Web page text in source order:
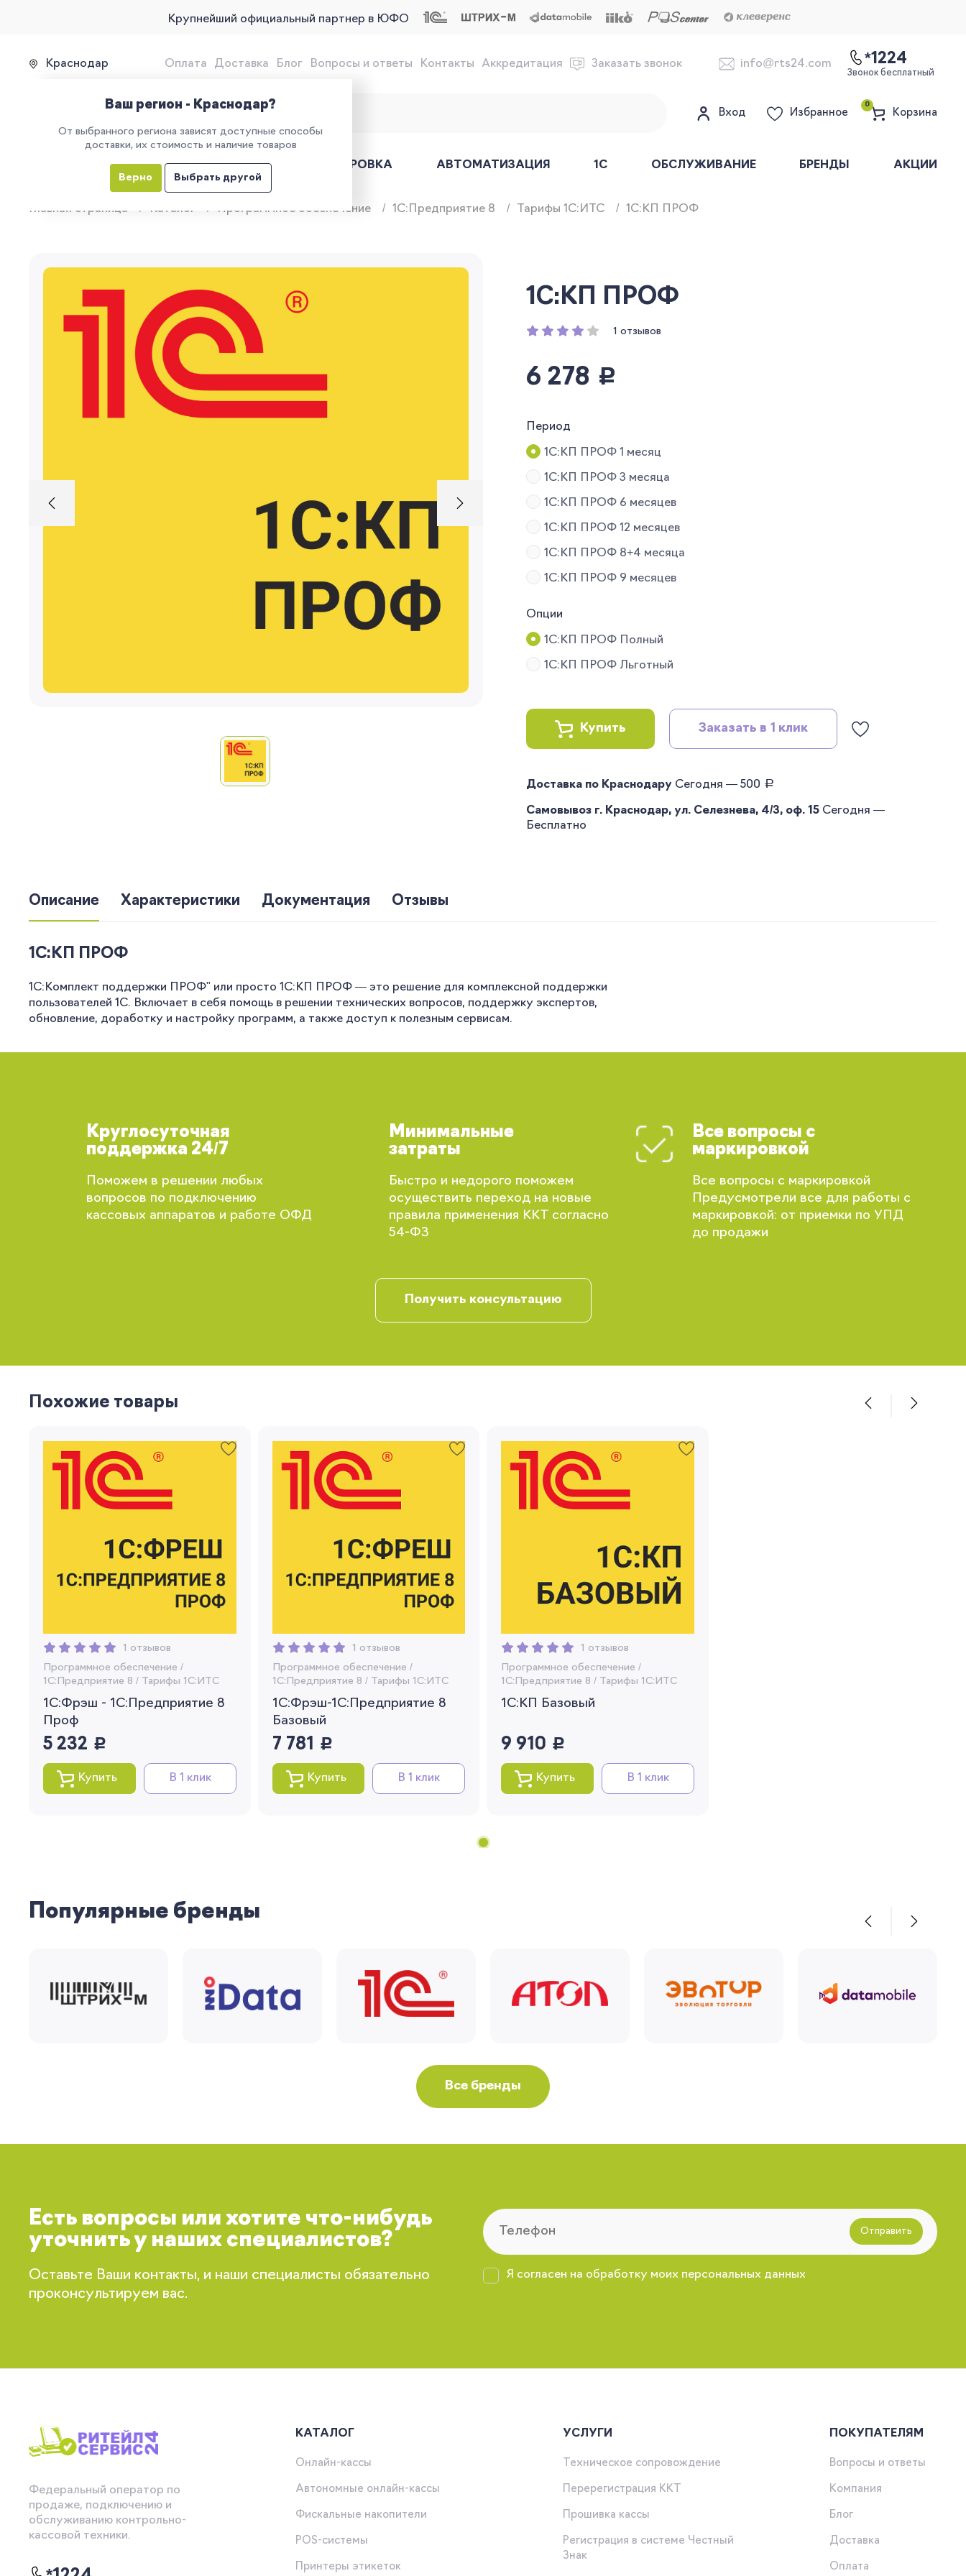
Крупнейший официальный партнер в ЮФО
Краснодар Оплата Доставка Блог Вопросы и ответы Контакты Аккредитация Заказать звонок info@rts24.com *1224
Звонок бесплатный
Продажа, подключение и обслуживание онлайн-касс
Вход Избранное
0
Корзина
УСЛУГИ ЕГАИС МАРКИРОВКА АВТОМАТИЗАЦИЯ 1С ОБСЛУЖИВАНИЕ БРЕНДЫ АКЦИИ
Главная страница Каталог Программное обеспечение 1C:Предприятие 8 Тарифы 1С:ИТС 1С:КП ПРОФ
1С:КП ПРОФ
1 отзывов
6 278 руб.
Период
1С:КП ПРОФ 1 месяц
1С:КП ПРОФ 3 месяца
1С:КП ПРОФ 6 месяцев
1С:КП ПРОФ 12 месяцев
1С:КП ПРОФ 8+4 месяца
1С:КП ПРОФ 9 месяцев
Опции
1С:КП ПРОФ Полный
1С:КП ПРОФ Льготный
Купить Заказать в 1 клик
Доставка по Краснодару Сегодня — 500 руб.
Самовывоз г. Краснодар, ул. Селезнева, 4/3, оф. 15 Сегодня —
Бесплатно
Описание Характеристики Документация Отзывы
1С:КП ПРОФ
1С:Комплект поддержки ПРОФ" или просто 1С:КП ПРОФ — это решение для комплексной поддержки
пользователей 1С. Включает в себя помощь в решении технических вопросов, поддержку экспертов,
обновление, доработку и настройку программ, а также доступ к полезным сервисам.
Круглосуточная
поддержка 24/7
Поможем в решении любых
вопросов по подключению
кассовых аппаратов и работе ОФД
Минимальные
затраты
Быстро и недорого поможем
осуществить переход на новые
правила применения ККТ согласно
54-ФЗ
Все вопросы с
маркировкой
Все вопросы с маркировкой
Предусмотрели все для работы с
маркировкой: от приемки по УПД
до продажи
Получить консультацию
Похожие товары
1 отзывов
Программное обеспечение /
1C:Предприятие 8 / Тарифы 1С:ИТС
1С:Фрэш - 1С:Предприятие 8
Проф
5 232 руб.
Купить В 1 клик
1 отзывов
Программное обеспечение /
1C:Предприятие 8 / Тарифы 1С:ИТС
1C:Фрэш-1С:Предприятие 8
Базовый
7 781 руб.
Купить В 1 клик
1 отзывов
Программное обеспечение /
1C:Предприятие 8 / Тарифы 1С:ИТС
1С:КП Базовый
9 910 руб.
Купить В 1 клик
Популярные бренды
Все бренды
Есть вопросы или хотите что-нибудь
уточнить у наших специалистов?
Оставьте Ваши контакты, и наши специалисты обязательно
проконсультируем вас.
Отправить
Я согласен на обработку моих персональных данных
Федеральный оператор по
продаже, подключению и
обслуживанию контрольно-
кассовой техники.
КАТАЛОГ
Онлайн-кассы
Автономные онлайн-кассы
Фискальные накопители
POS-системы
Принтеры этикеток
УСЛУГИ
Техническое сопровождение
Перерегистрация ККТ
Прошивка кассы
Регистрация в системе Честный
Знак
ПОКУПАТЕЛЯМ
Вопросы и ответы
Компания
Блог
Доставка
Оплата
Вы сможете отслеживать статус своих
заказов и получать индивидуальные
рекомендации
Я согласен на обработку моих
Вернуться
Вы сможете отслеживать статус своих
заказов и получать индивидуальные
рекомендации
Ваш регион - Краснодар?
От выбранного региона зависят доступные способы
доставки, их стоимость и наличие товаров
Верно Выбрать другой